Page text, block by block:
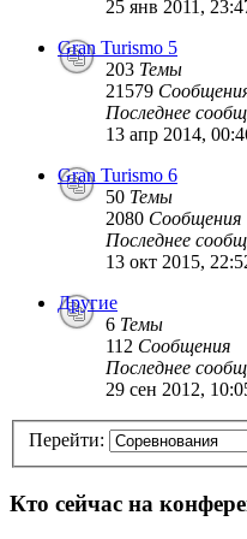
25 янв 2011,
Gran Turismo 5
203 Темы
21579
Последнее
13 апр 2014,
Gran Turismo 6
50 Темы
2080 Сообщения
Последнее
13 окт 2015,
Другие
6 Темы
112 Сообщения
Последнее
29 сен 2012,
Перейти:
Кто сейчас на